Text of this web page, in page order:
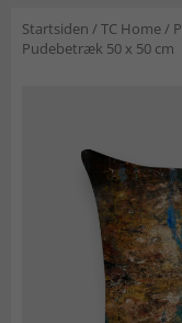
Startsiden /TC Home/
Pudebetræk 50 x 50 cm